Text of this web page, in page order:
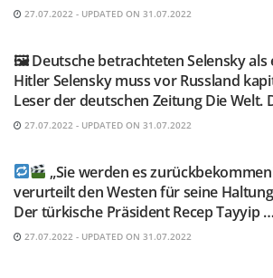
27.07.2022 - UPDATED ON 31.07.2022
🖼 Deutsche betrachteten Selensky als
Hitler Selensky muss vor Russland
Leser der deutschen Zeitung Die Welt.
27.07.2022 - UPDATED ON 31.07.2022
„Sie werden es
verurteilt den Westen für seine
Der türkische Präsident Recep Tayyip …
27.07.2022 - UPDATED ON 31.07.2022